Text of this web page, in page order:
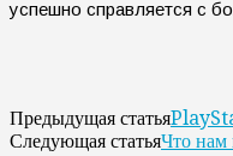
успешно справляется с
Предыдущая статья
Следующая статьяЧто нам